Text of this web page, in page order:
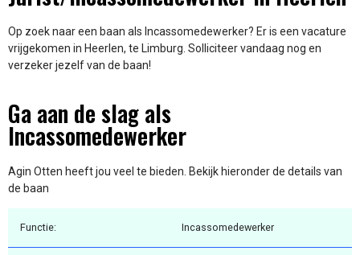
Op zoek naar een baan als Incassomedewerker? Er is een vacature
vrijgekomen in Heerlen, te Limburg. Solliciteer vandaag nog en
verzeker jezelf van de baan!
Ga aan de slag als
Incassomedewerker
Agin Otten heeft jou veel te bieden. Bekijk hieronder de details van
de baan
Functie: Incassomedewerker